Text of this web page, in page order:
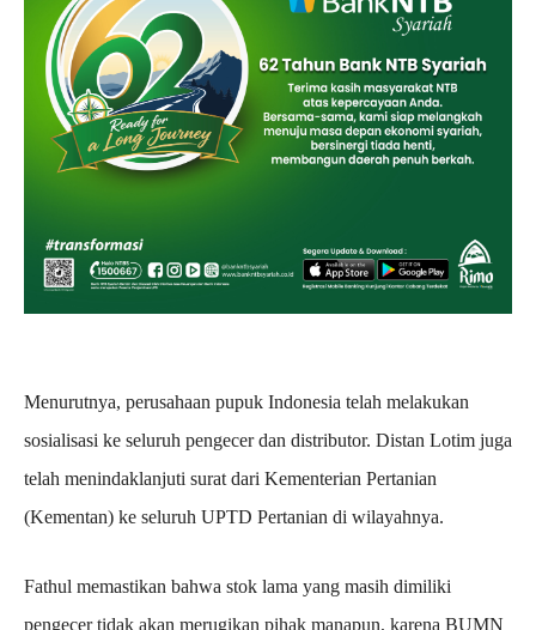
Menurutnya, perusahaan pupuk Indonesia telah melakukan
sosialisasi ke seluruh pengecer dan distributor. Distan Lotim juga
telah menindaklanjuti surat dari Kementerian Pertanian
(Kementan) ke seluruh UPTD Pertanian di wilayahnya.
Fathul memastikan bahwa stok lama yang masih dimiliki
pengecer tidak akan merugikan pihak manapun, karena BUMN